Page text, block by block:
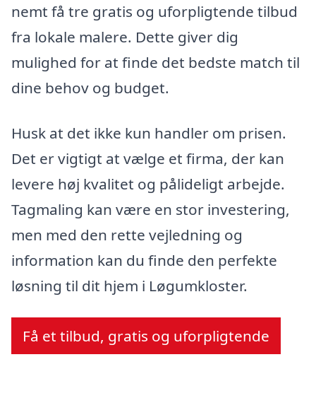
nemt få tre gratis og uforpligtende tilbud
fra lokale malere. Dette giver dig
mulighed for at finde det bedste match til
dine behov og budget.
Husk at det ikke kun handler om prisen.
Det er vigtigt at vælge et firma, der kan
levere høj kvalitet og pålideligt arbejde.
Tagmaling kan være en stor investering,
men med den rette vejledning og
information kan du finde den perfekte
løsning til dit hjem i Løgumkloster.
Få et tilbud, gratis og uforpligtende